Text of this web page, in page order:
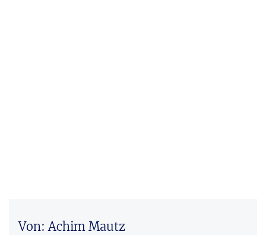
Von: Achim Mautz